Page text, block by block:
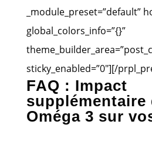
_module_preset=”default”
global_colors_info=”{}”
sticky_enabled=”0″][/
FAQ : Impact
supplémentaire
Oméga 3 sur